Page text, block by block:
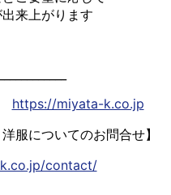
来上がります
https://miyata-k.co.jp
服についてのお問合せ】
contact/